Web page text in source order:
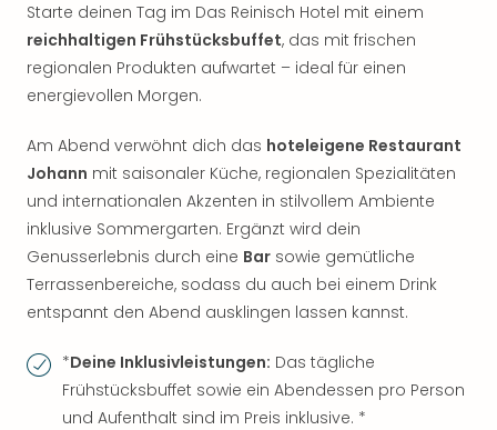
Starte deinen Tag im Das Reinisch Hotel mit einem
reichhaltigen Frühstücksbuffet, das mit frischen
regionalen Produkten aufwartet – ideal für einen
energievollen Morgen.
Am Abend verwöhnt dich das hoteleigene Restaurant
Johann mit saisonaler Küche, regionalen Spezialitäten
und internationalen Akzenten in stilvollem Ambiente
inklusive Sommergarten. Ergänzt wird dein
Genusserlebnis durch eine Bar sowie gemütliche
Terrassenbereiche, sodass du auch bei einem Drink
entspannt den Abend ausklingen lassen kannst.
*Deine Inklusivleistungen: Das tägliche
Frühstücksbuffet sowie ein Abendessen pro Person
und Aufenthalt sind im Preis inklusive. *